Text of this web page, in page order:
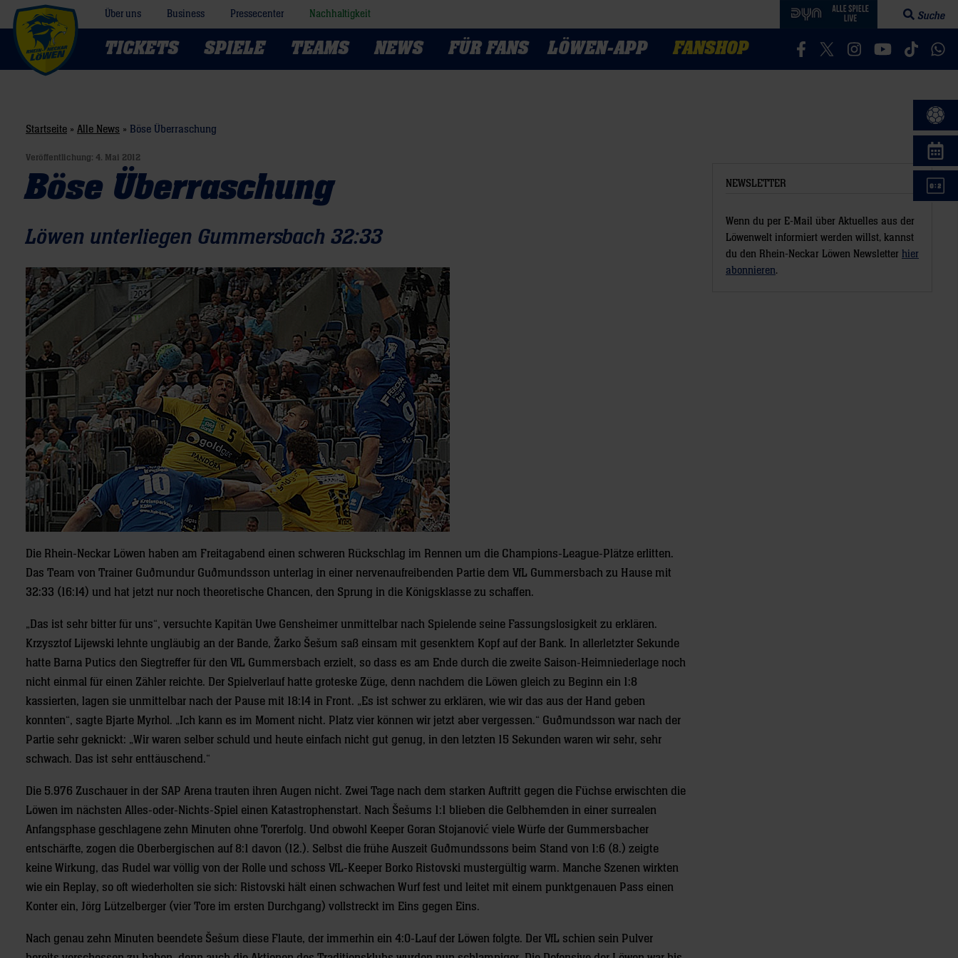
Über uns Business Pressecenter Nachhaltigkeit
Suchfeld
Suche
TICKETS SPIELE TEAMS NEWS FÜR FANS LÖWEN-APP FANSHOP Besucht uns auf Facebook
Besucht uns auf Twitter
Besucht uns auf
Besucht uns
Besucht
Startseite » Alle News » Böse Überraschung
Veröffentlichung: 4. Mai 2012
Böse Überraschung
Löwen unterliegen Gummersbach 32:33
Die Rhein-Neckar Löwen haben am Freitagabend einen schweren Rückschlag im Rennen um die Champions-League-Plätze erlitten.
Das Team von Trainer Guðmundur Guðmundsson unterlag in einer nervenaufreibenden Partie dem VfL Gummersbach zu Hause mit
32:33 (16:14) und hat jetzt nur noch theoretische Chancen, den Sprung in die Königsklasse zu schaffen.
„Das ist sehr bitter für uns“, versuchte Kapitän Uwe Gensheimer unmittelbar nach Spielende seine Fassungslosigkeit zu erklären.
Krzysztof Lijewski lehnte ungläubig an der Bande, Žarko Šešum saß einsam mit gesenktem Kopf auf der Bank. In allerletzter Sekunde
hatte Barna Putics den Siegtreffer für den VfL Gummersbach erzielt, so dass es am Ende durch die zweite Saison-Heimniederlage noch
nicht einmal für einen Zähler reichte. Der Spielverlauf hatte groteske Züge, denn nachdem die Löwen gleich zu Beginn ein 1:8
kassierten, lagen sie unmittelbar nach der Pause mit 18:14 in Front. „Es ist schwer zu erklären, wie wir das aus der Hand geben
konnten“, sagte Bjarte Myrhol. „Ich kann es im Moment nicht. Platz vier können wir jetzt aber vergessen.“ Guðmundsson war nach der
Partie sehr geknickt: „Wir waren selber schuld und heute einfach nicht gut genug, in den letzten 15 Sekunden waren wir sehr, sehr
schwach. Das ist sehr enttäuschend.“
Die 5.976 Zuschauer in der SAP Arena trauten ihren Augen nicht. Zwei Tage nach dem starken Auftritt gegen die Füchse erwischten die
Löwen im nächsten Alles-oder-Nichts-Spiel einen Katastrophenstart. Nach Šešums 1:1 blieben die Gelbhemden in einer surrealen
Anfangsphase geschlagene zehn Minuten ohne Torerfolg. Und obwohl Keeper Goran Stojanović viele Würfe der Gummersbacher
entschärfte, zogen die Oberbergischen auf 8:1 davon (12.). Selbst die frühe Auszeit Guðmundssons beim Stand von 1:6 (8.) zeigte
keine Wirkung, das Rudel war völlig von der Rolle und schoss VfL-Keeper Borko Ristovski mustergültig warm. Manche Szenen wirkten
wie ein Replay, so oft wiederholten sie sich: Ristovski hält einen schwachen Wurf fest und leitet mit einem punktgenauen Pass einen
Konter ein, Jörg Lützelberger (vier Tore im ersten Durchgang) vollstreckt im Eins gegen Eins.
Nach genau zehn Minuten beendete Šešum diese Flaute, der immerhin ein 4:0-Lauf der Löwen folgte. Der VfL schien sein Pulver
NEWSLETTER
Wenn du per E-Mail über Aktuelles aus der
Löwenwelt informiert werden willst, kannst
du den Rhein-Neckar Löwen Newsletter hier
abonnieren.